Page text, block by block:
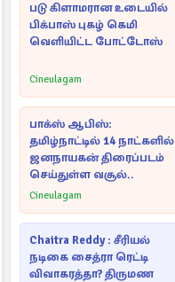
படு கிளாமரான உடையில்
பிக்பாஸ் புகழ் கெமி
வெளியிட்ட போட்டோஸ்
Cineulagam
பாக்ஸ் ஆபிஸ்:
தமிழ்நாட்டில் 14 நாட்களில்
ஜனநாயகன் திரைப்படம்
செய்துள்ள வசூல்..
Cineulagam
Chaitra Reddy : சீரியல்
நடிகை சைத்ரா ரெட்டி
விவாகரத்தா? திருமண